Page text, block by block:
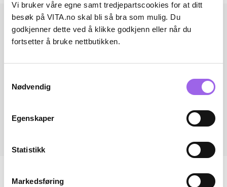
Vi bruker våre egne samt tredjepartscookies for at ditt
besøk på VITA.no skal bli så bra som mulig. Du
godkjenner dette ved å klikke godkjenn eller når du
fortsetter å bruke nettbutikken.
Nødvendig
Egenskaper
Statistikk
Markedsføring